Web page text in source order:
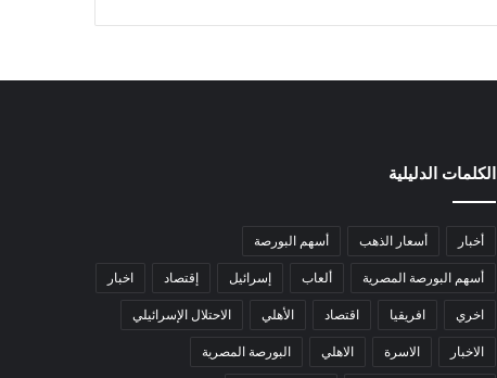
الكلمات الدليلية
أخبار أسعار الذهب أسهم البورصة
أسهم البورصة المصرية ألعاب إسرائيل إقتصاد اخبار
اخري افريقيا اقتصاد الأهلي الاحتلال الإسرائيلي
الاخبار الاسرة الاهلي البورصة المصرية